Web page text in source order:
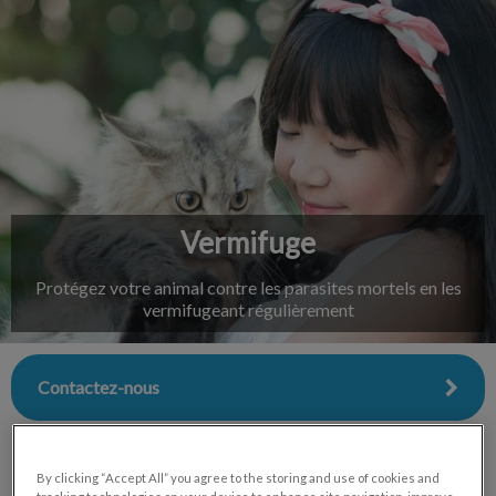
IvcPractices.HeaderNav.Search.Label
Envoyer
Vermifuge
Protégez votre animal contre les parasites mortels en les
vermifugeant régulièrement
Contactez-nous
By clicking “Accept All” you agree to the storing and use of cookies and